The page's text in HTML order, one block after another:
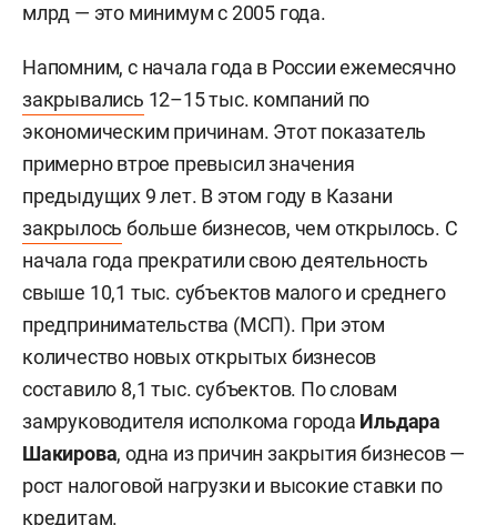
млрд — это минимум с 2005 года.
Напомним, с начала года в России ежемесячно
закрывались 12–15 тыс. компаний по
экономическим причинам. Этот показатель
примерно втрое превысил значения
предыдущих 9 лет. В этом году в Казани
закрылось больше бизнесов, чем открылось. С
начала года прекратили свою деятельность
свыше 10,1 тыс. субъектов малого и среднего
предпринимательства (МСП). При этом
количество новых открытых бизнесов
составило 8,1 тыс. субъектов. По словам
замруководителя исполкома города Ильдара
Шакирова, одна из причин закрытия бизнесов —
рост налоговой нагрузки и высокие ставки по
кредитам.